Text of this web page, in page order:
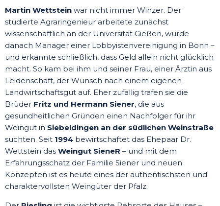
Martin Wettstein war nicht immer Winzer. Der
studierte Agraringenieur arbeitete zunächst
wissenschaftlich an der Universität Gießen, wurde
danach Manager einer Lobbyistenvereinigung in Bonn –
und erkannte schließlich, dass Geld allein nicht glücklich
macht. So kam bei ihm und seiner Frau, einer Ärztin aus
Leidenschaft, der Wunsch nach einem eigenen
Landwirtschaftsgut auf. Eher zufällig trafen sie die
Brüder Fritz und Hermann Siener, die aus
gesundheitlichen Gründen einen Nachfolger für ihr
Weingut in Siebeldingen an der südlichen Weinstraße
suchten. Seit 1994 bewirtschaftet das Ehepaar Dr.
Wettstein das Weingut SieneR – und mit dem
Erfahrungsschatz der Familie Siener und neuen
Konzepten ist es heute eines der authentischsten und
charaktervollsten Weingüter der Pfalz.